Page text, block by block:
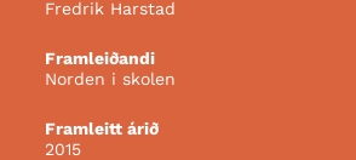
Fredrik Harstad
Framleiðandi
Norden i skolen
Framleitt árið
2015